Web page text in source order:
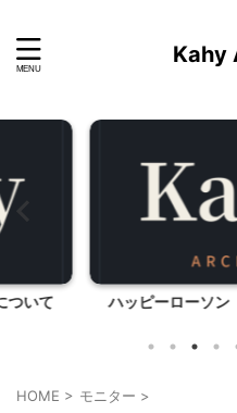
Kahy
浜市） 吉幾三×マイ
HOME > モニター >